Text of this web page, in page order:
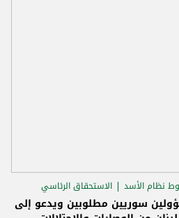
نظام الأسد الاستحقاق الرئاسي
سوريين مطلوبين ويدعو إلى